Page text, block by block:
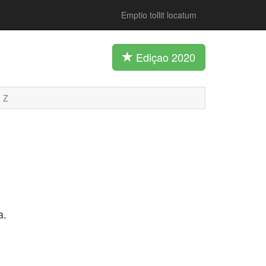
Emptio tollit locatum
Ediçao 2020
Z